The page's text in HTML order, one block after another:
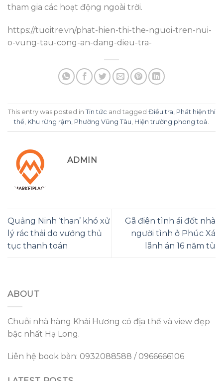
tham gia các hoạt động ngoài trời.
https://tuoitre.vn/phat-hien-thi-the-nguoi-tren-nui-
o-vung-tau-cong-an-dang-dieu-tra-
This entry was posted in Tin tức and tagged Điều tra Phát hiện thi
thể Khu rừng rậm Phường Vũng Tàu Hiện trường phong toả
ADMIN
Quảng Ninh ‘than’ khó xử
lý rác thải do vướng thủ
tục thanh toán
Gã điên tình ái đốt nhà
người tình ở Phúc Xá
lãnh án 16 năm tù
ABOUT
Chuỗi nhà hàng Khải Hương có địa thế và view đẹp
bậc nhất Hạ Long.
Liên hệ book bàn: 0932088588 / 0966666106